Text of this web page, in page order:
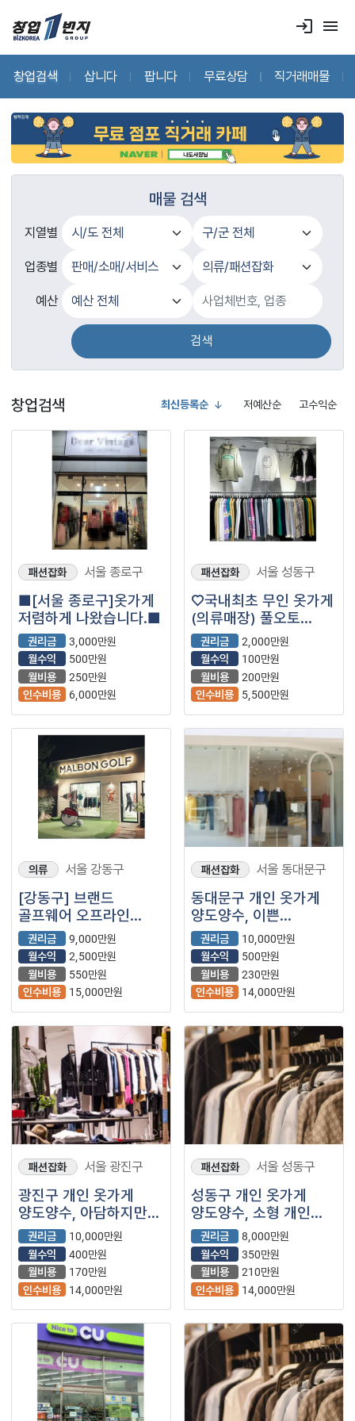
login menu
창업검색 삽니다 팝니다 무료상담 직거래매물
매물 검색
지열별
업종별
예산
검색
창업검색 최신등록순 저예산순 고수익순
패션잡화 서울 종로구
■[서울 종로구]옷가게
저렴하게 나왔습니다.■
권리금
3,000만원
월수익
500만원
월비용
250만원
인수비용
6,000만원
패션잡화 서울 성동구
♡국내최초 무인 옷가게
(의류매장) 풀오토
소자본창업 매물
입니다.
권리금
2,000만원
월수익
100만원
월비용
200만원
인수비용
5,500만원
의류 서울 강동구
[강동구] 브랜드
골프웨어 오프라인
매장입니다♡
권리금
9,000만원
월수익
2,500만원
월비용
550만원
인수비용
15,000만원
패션잡화 서울 동대문구
동대문구 개인 옷가게
양도양수, 이쁜
인테리어, 관리 잘된
매장입니다.
권리금
10,000만원
월수익
500만원
월비용
230만원
인수비용
14,000만원
패션잡화 서울 광진구
광진구 개인 옷가게
양도양수, 아담하지만
인테리어 이쁜
점포입니다.
권리금
10,000만원
월수익
400만원
월비용
170만원
인수비용
14,000만원
패션잡화 서울 성동구
성동구 개인 옷가게
양도양수, 소형 개인
매장이에요, 인테리어
깔끔!
권리금
8,000만원
월수익
350만원
월비용
210만원
인수비용
14,000만원